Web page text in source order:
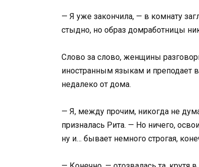
— Я уже закончила, — в комнату
стыдно, но образ домработницы
Слово за слово, женщины
иностранным языкам и преподает
недалеко от дома.
— Я, между прочим, никогда не
призналась Рита. — Но ничего,
ну и… бывает немного строгая,